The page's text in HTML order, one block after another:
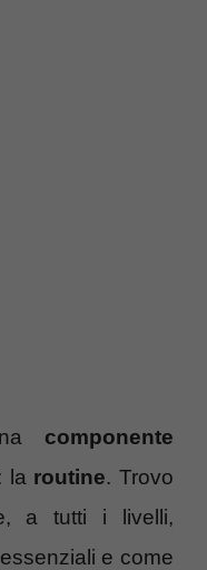
componente
la routine. Trovo
a tutti i livelli,
e come